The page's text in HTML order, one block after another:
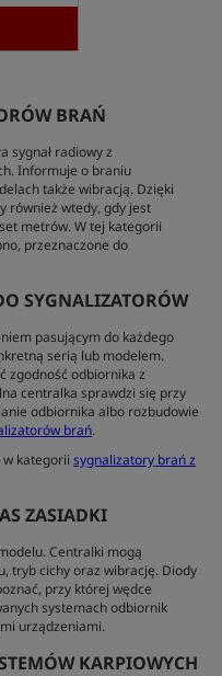
BRAŃ
sygnał radiowy z
Informuje o braniu
także wibracją. Dzięki
również wtedy, gdy jest
metrów. W tej kategorii
przeznaczone do
SYGNALIZATORÓW
pasującym do każdego
serią lub modelem.
zgodność odbiornika z
centralka sprawdzi się przy
odbiornika albo rozbudowie
brań.
kategorii sygnalizatory brań z
ZASIADKI
Centralki mogą
tryb cichy oraz wibrację. Diody
przy której wędce
systemach odbiornik
urządzeniami.
KARPIOWYCH